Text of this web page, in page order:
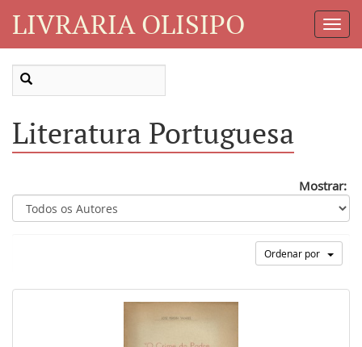
LIVRARIA OLISIPO
Literatura Portuguesa
Mostrar:
Ordenar por